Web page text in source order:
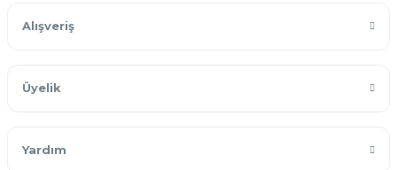
Alışveriş
Üyelik
Yardım